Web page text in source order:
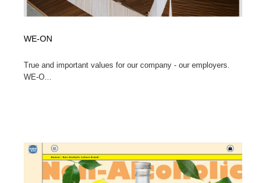
WE-ON
True and important values for our company - our employers.
WE-O...